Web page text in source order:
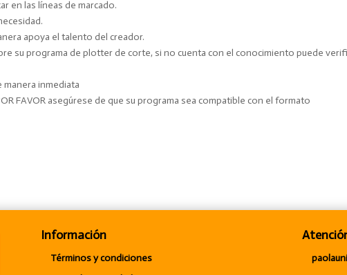
en las líneas de marcado.
apoya el talento del creador.
su programa de plotter de corte, si no cuenta con el conocimiento puede
manera inmediata
FAVOR asegúrese de que su programa sea compatible con el formato
Información
Términos y condiciones